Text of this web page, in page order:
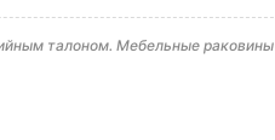
талоном. Мебельные раковины